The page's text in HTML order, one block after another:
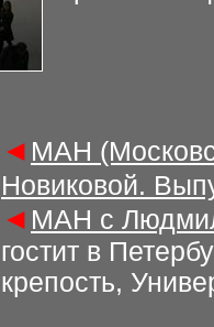
◄ МАН
Новиковой.
◄ МАН с
гостит в
крепость,